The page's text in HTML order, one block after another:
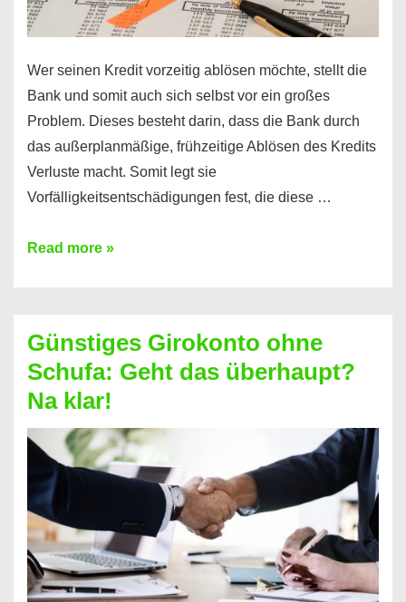
Wer seinen Kredit vorzeitig ablösen möchte, stellt die
Bank und somit auch sich selbst vor ein großes
Problem. Dieses besteht darin, dass die Bank durch
das außerplanmäßige, frühzeitige Ablösen des Kredits
Verluste macht. Somit legt sie
Vorfälligkeitsentschädigungen fest, die diese …
Kredit
dabei
profitieren
–
So
funktioniert’s
Read more »
Günstiges Girokonto ohne
Schufa: Geht das überhaupt?
Na klar!